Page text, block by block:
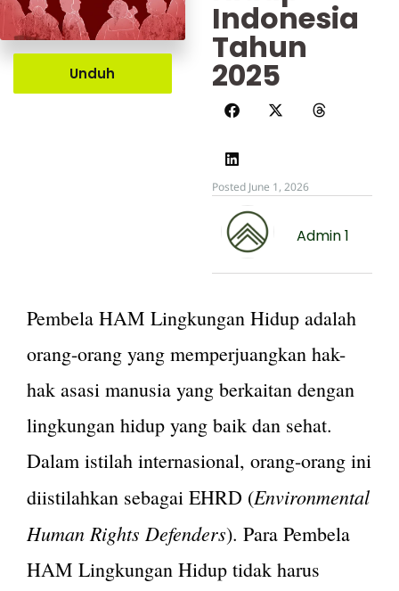
Indonesia
Tahun
2025
Posted June 1, 2026
Admin 1
Unduh
Pembela HAM Lingkungan Hidup adalah
orang-orang yang memperjuangkan hak-
hak asasi manusia yang berkaitan dengan
lingkungan hidup yang baik dan sehat.
Dalam istilah internasional, orang-orang ini
diistilahkan sebagai EHRD (Environmental
Human Rights Defenders). Para Pembela
HAM Lingkungan Hidup tidak harus